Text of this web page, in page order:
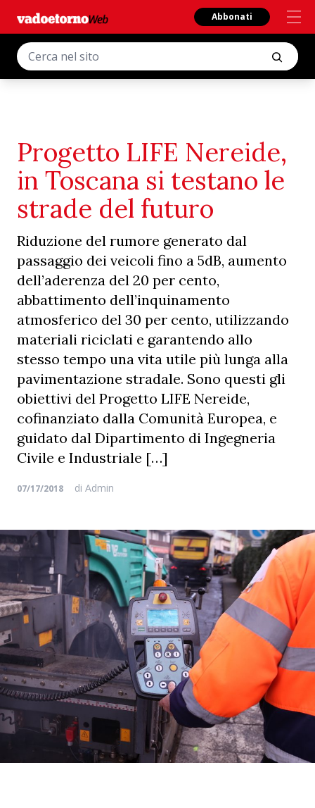
Abbonati
Progetto LIFE Nereide,
in Toscana si testano le
strade del futuro
Riduzione del rumore generato dal
passaggio dei veicoli fino a 5dB, aumento
dell’aderenza del 20 per cento,
abbattimento dell’inquinamento
atmosferico del 30 per cento, utilizzando
materiali riciclati e garantendo allo
stesso tempo una vita utile più lunga alla
pavimentazione stradale. Sono questi gli
obiettivi del Progetto LIFE Nereide,
cofinanziato dalla Comunità Europea, e
guidato dal Dipartimento di Ingegneria
Civile e Industriale […]
07/17/2018 di Admin